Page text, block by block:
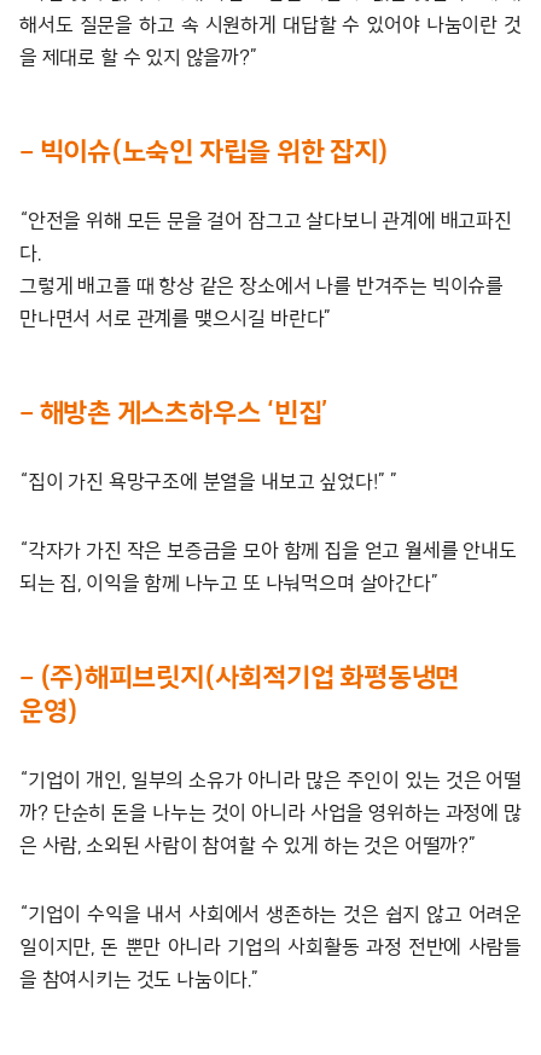
해서도 질문을 하고 속 시원하게 대답할 수 있어야 나눔이란 것
을 제대로 할 수 있지 않을까?”
– 빅이슈(노숙인 자립을 위한 잡지)
“안전을 위해 모든 문을 걸어 잠그고 살다보니 관계에 배고파진
다.
그렇게 배고플 때 항상 같은 장소에서 나를 반겨주는 빅이슈를
만나면서 서로 관계를 맺으시길 바란다”
– 해방촌 게스츠하우스 ‘빈집’
“집이 가진 욕망구조에 분열을 내보고 싶었다!” ”
“각자가 가진 작은 보증금을 모아 함께 집을 얻고 월세를 안내도
되는 집, 이익을 함께 나누고 또 나눠먹으며 살아간다”
– (주)해피브릿지(사회적기업 화평동냉면
운영)
“기업이 개인, 일부의 소유가 아니라 많은 주인이 있는 것은 어떨
까? 단순히 돈을 나누는 것이 아니라 사업을 영위하는 과정에 많
은 사람, 소외된 사람이 참여할 수 있게 하는 것은 어떨까?”
“기업이 수익을 내서 사회에서 생존하는 것은 쉽지 않고 어려운
일이지만, 돈 뿐만 아니라 기업의 사회활동 과정 전반에 사람들
을 참여시키는 것도 나눔이다.”